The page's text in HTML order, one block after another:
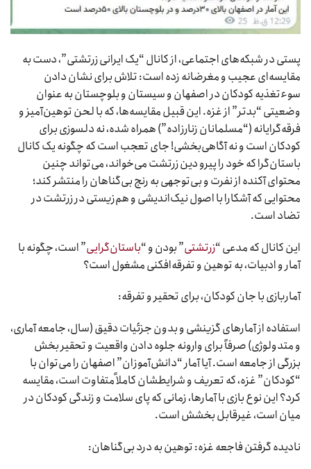
پستی در شبکه‌های اجتماعی، از کانال “یک ایرانی زرتشتی”، دست به
مقایسه‌ای عجیب و مغرضانه زده است: تلاش برای نشان دادن
سوءتغذیه کودکان در اصفهان و سیستان و بلوچستان به عنوان
وضعیتی “بدتر” از غزه. این قبیل مقایسه‌ها، که با لحن توهین‌آمیز و
فرقه‌گرایانه (“مسلمانان زنارزاده”) همراه شده، نه دلسوزی برای
کودکان است و نه آگاهی‌بخشی! جای تعجب است که چگونه یک کانال
باستان‌گرا که خود را پیرو دین زرتشت می‌خواند، می‌تواند چنین
محتوای آکنده از نفرت و بی‌توجهی به رنج بی‌گناهان را منتشر کند؛
محتوایی که آشکارا با اصول نیک‌اندیشی و هم‌زیستی در زرتشت در
تضاد است.
این کانال که مدعی “زرتشتی” بودن و “باستان‌گرایی” است، چگونه با
آمار و ادبیات، به توهین و تفرقه‌افکنی مشغول است؟
آماربازی با جان کودکان، برای تحقیر و تفرقه:
استفاده از آمارهای گزینشی و بدون جزئیات دقیق (سال، جامعه آماری،
و متدولوژی) صرفاً برای وارونه جلوه دادن واقعیت و تحقیر بخش
بزرگی از جامعه است. آیا آمار “دانش‌آموزان” اصفهان را می‌توان با
“کودکان” غزه، که تعریف و شرایطشان کاملاً متفاوت است، مقایسه
کرد؟ این نوع بازی با آمارها، زمانی که پای سلامت و زندگی کودکان در
میان است، غیرقابل بخشش است.
نادیده گرفتن فاجعه غزه: توهین به درد بی‌گناهان: